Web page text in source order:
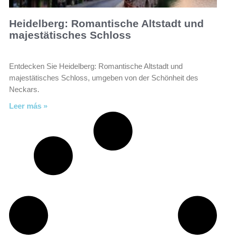
Heidelberg: Romantische Altstadt und
majestätisches Schloss
Entdecken Sie Heidelberg: Romantische Altstadt und
majestätisches Schloss, umgeben von der Schönheit des
Neckars.
Leer más »